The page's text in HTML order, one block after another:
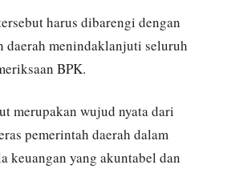
harus dibarengi dengan
daerah menindaklanjuti seluruh
BPK.
merupakan wujud nyata dari
pemerintah daerah dalam
keuangan yang akuntabel dan